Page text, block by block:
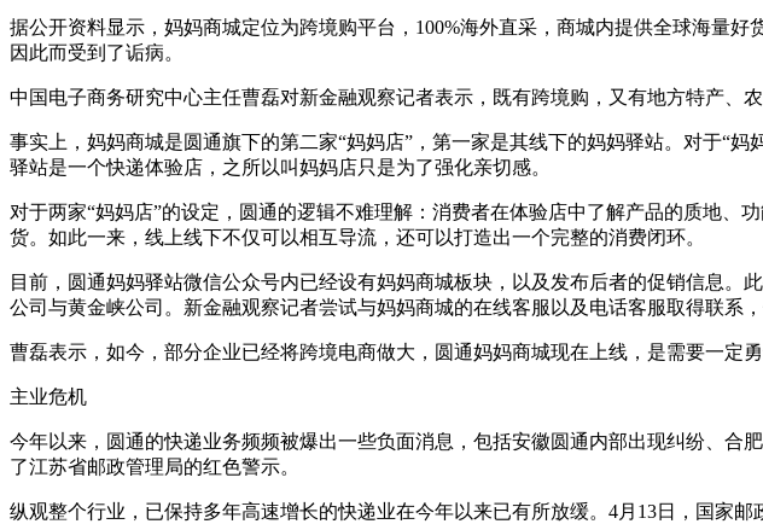
据公开资料显示，妈妈商城定位为跨境购平台，100%海外直采，商城内提供全球海量
因此而受到了诟病。
中国电子商务研究中心主任曹磊对新金融观察记者表示，既有跨境购，又有地方特产、
事实上，妈妈商城是圆通旗下的第二家“妈妈店”，第一家是其线下的妈妈驿站。对于“
驿站是一个快递体验店，之所以叫妈妈店只是为了强化亲切感。
对于两家“妈妈店”的设定，圆通的逻辑不难理解：消费者在体验店中了解产品的质地
货。如此一来，线上线下不仅可以相互导流，还可以打造出一个完整的消费闭环。
目前，圆通妈妈驿站微信公众号内已经设有妈妈商城板块，以及发布后者的促销信息
公司与黄金峡公司。新金融观察记者尝试与妈妈商城的在线客服以及电话客服取得联系
曹磊表示，如今，部分企业已经将跨境电商做大，圆通妈妈商城现在上线，是需要一定勇
主业危机
今年以来，圆通的快递业务频频被爆出一些负面消息，包括安徽圆通内部出现纠纷、合
了江苏省邮政管理局的红色警示。
纵观整个行业，已保持多年高速增长的快递业在今年以来已有所放缓。4月13日，国家